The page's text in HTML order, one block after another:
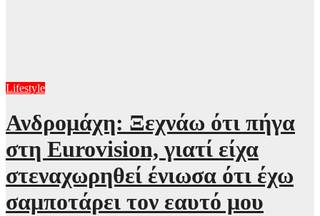
Lifestyle
Ανδρομάχη: Ξεχνάω ότι πήγα
στη Eurovision, γιατί είχα
στεναχωρηθεί ένιωσα ότι έχω
σαμποτάρει τον εαυτό μου